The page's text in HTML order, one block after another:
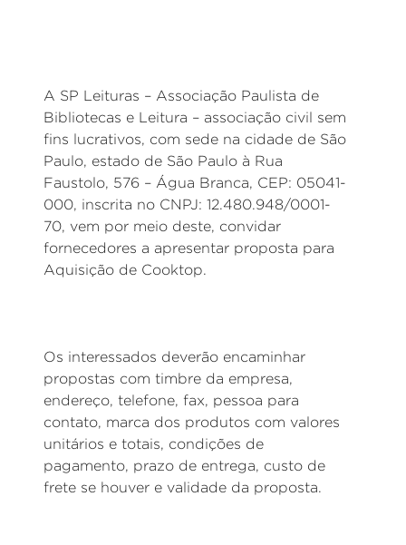
A SP Leituras – Associação Paulista de
Bibliotecas e Leitura – associação civil sem
fins lucrativos, com sede na cidade de São
Paulo, estado de São Paulo à Rua
Faustolo, 576 – Água Branca, CEP: 05041-
000, inscrita no CNPJ: 12.480.948/0001-
70, vem por meio deste, convidar
fornecedores a apresentar proposta para
Aquisição de Cooktop.
Os interessados deverão encaminhar
propostas com timbre da empresa,
endereço, telefone, fax, pessoa para
contato, marca dos produtos com valores
unitários e totais, condições de
pagamento, prazo de entrega, custo de
frete se houver e validade da proposta.